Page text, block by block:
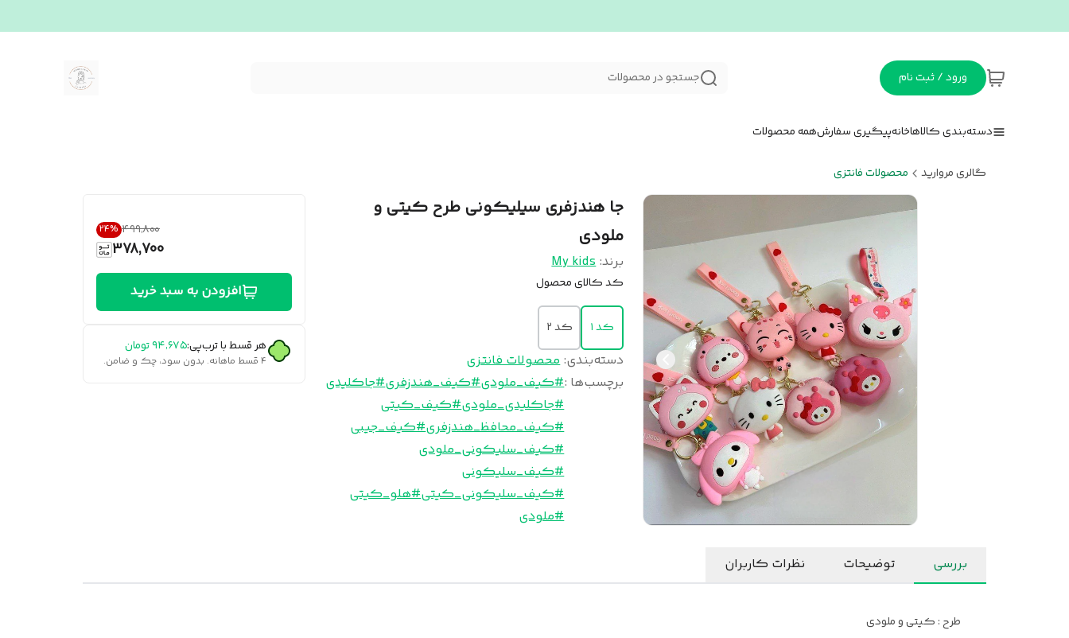
ورود / ثبت نام جستجو در محصولات
دسته‌بندی کالاهاخانهپیگیری سفارشهمه محصولات
گالری مروارید محصولات فانتزی
جا هندزفری سیلیکونی طرح کیتی و
ملودی
برند:My kids
کد کالای محصول
کد ۱ کد ۲
دسته‌بندی:محصولات فانتزی
برچسب‌ها :#کیف_ملودی#کیف_هندزفری#جاکلیدی
#جاکلیدی_ملودی#کیف_کیتی
#کیف_محافظ_هندزفری#کیف_جیبی
#کیف_سلیکونی_ملودی
#کیف_سلیکونی
#کیف_سلیکونی_کیتی#هلو_کیتی
#ملودی
۴۹۹٬۸۰۰ 24%
378,700
افزودن به سبد خرید
هر قسط با ترب‌پی:۹۴٬۶۷۵تومان
۴ قسط ماهانه. بدون سود، چک و ضامن.
بررسی توضیحات نظرات کاربران
طرح : کیتی و ملودی